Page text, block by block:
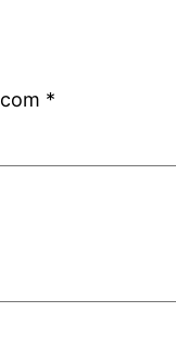
*